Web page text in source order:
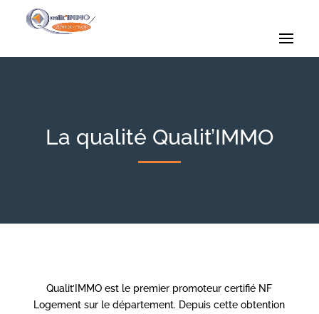
La qualité Qualit’IMMO
Qualit’IMMO est le premier promoteur certifié NF
Logement sur le département. Depuis cette obtention